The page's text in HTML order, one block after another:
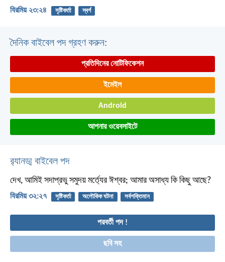
যিরমিয় ২৩:২৪ সৃষ্টিকর্তা স্বর্গ
দৈনিক বাইবেল পদ গ্রহণ করুন:
প্রতিদিনের নোটিফিকেশন
ইমেইল
Android
আপনার ওয়েবসাইটে
র‌্যানড্ম বাইবেল পদ
দেখ, আমিই সদাপ্রভু সমুদয় মর্ত্যের ঈশ্বর; আমার অসাধ্য কি কিছু আছে?
যিরমিয় ৩২:২৭ সৃষ্টিকর্তা অলৌকিক ঘটনা সর্বশক্তিমান
পরবর্তী পদ !
ছবি সহ